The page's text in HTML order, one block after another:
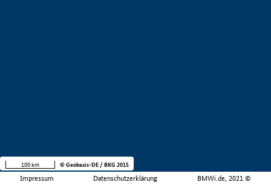
Impressum Datenschutzerklärung BMWi.de, 2021 ©
100 km © Geobasis-DE / BKG 2015